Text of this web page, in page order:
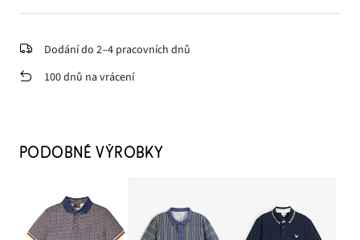
Dodání do 2–4 pracovních dnů
100 dnů na vrácení
PODOBNÉ VÝROBKY